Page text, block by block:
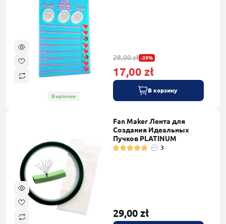
В наличии
28,00 zł -39%
17,00 zł
В корзину
Fan Maker Лента для
Создания Идеальных
Пучков PLATINUM
3
29,00 zł